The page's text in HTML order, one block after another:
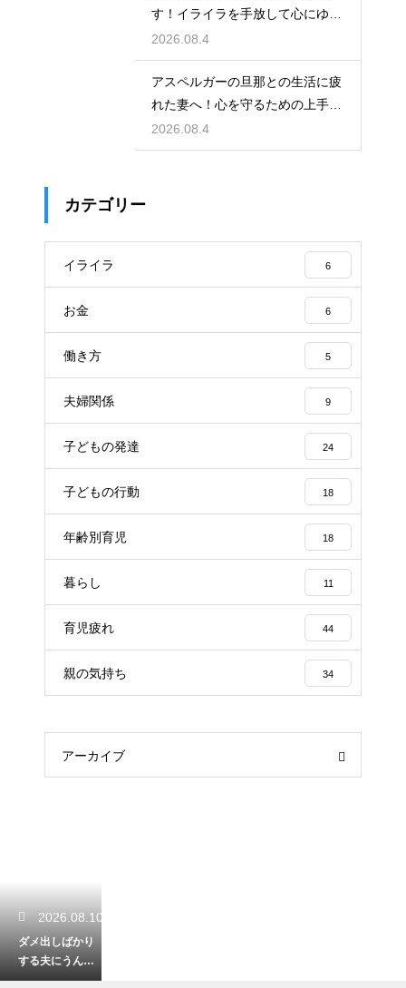
す！イライラを手放して心にゆと
りを持つ術
2026.08.4
アスペルガーの旦那との生活に疲
れた妻へ！心を守るための上手な
接し方
2026.08.4
カテゴリー
イライラ 6
お金 6
働き方 5
夫婦関係 9
子どもの発達 24
子どもの行動 18
年齢別育児 18
暮らし 11
育児疲れ 44
親の気持ち 34
アーカイブ
2026.08.10
ダメ出しばかり
する夫にうんざ
り！夫婦関係を